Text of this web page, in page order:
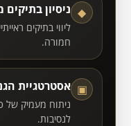
◆ ניסיון בתיקים
ליווי בתיקים
חמורה.
▣ אסטרטגיית
ניתוח מעמיק של
לנסיבות.